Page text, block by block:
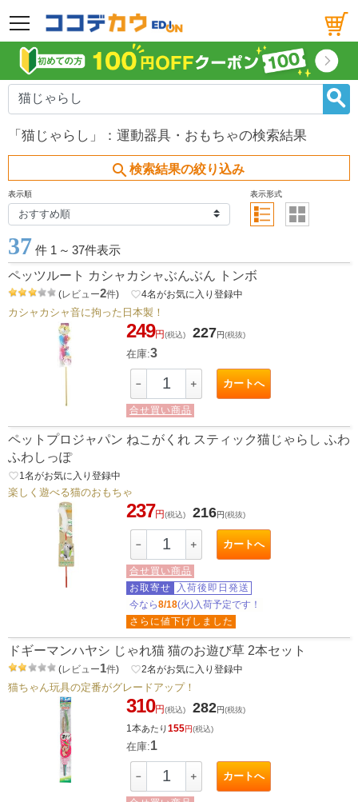
メニュー
「猫じゃらし」：運動器具・おもちゃの検索結果
search 検索結果の絞り込み
表示順 表示形式
37 件 1 ～ 37件表示
ペッツルート カシャカシャぶんぶん トンボ
(レビュー2件) favorite_border4名がお気に入り登録中
カシャカシャ音に拘った日本製！
249円(税込) 227円(税抜)
在庫:3
－ ＋ カートへ
合せ買い商品
ペットプロジャパン ねこがくれ スティック猫じゃらし ふわ
ふわしっぽ
favorite_border1 名がお気に入り登録中
楽しく遊べる猫のおもちゃ
237円(税込) 216円(税抜)
－ ＋ カートへ
合せ買い商品
お取寄せ
入荷後即日発送
今なら8/18(火)入荷予定です！
さらに値下げしました
ドギーマンハヤシ じゃれ猫 猫のお遊び草 2本セット
(レビュー1件) favorite_border2名がお気に入り登録中
猫ちゃん玩具の定番がグレードアップ！
310円(税込) 282円(税抜)
1本あたり155円(税込)
在庫:1
－ ＋ カートへ